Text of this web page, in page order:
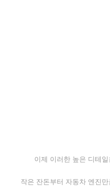
이제 이러한 높은 디테
작은 잔돈부터 자동차 엔진